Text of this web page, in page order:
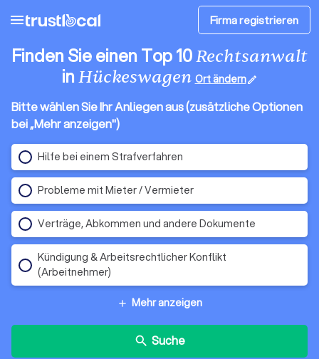
menu Firma registrieren
Finden Sie einen Top 10Rechtsanwalt
inHückeswagen Ort ändernedit
Bitte wählen Sie Ihr Anliegen aus (zusätzliche Optionen
bei „Mehr anzeigen")
Hilfe bei einem Strafverfahren
Probleme mit Mieter / Vermieter
Verträge, Abkommen und andere Dokumente
Kündigung & Arbeitsrechtlicher Konflikt
(Arbeitnehmer)
add Mehr anzeigen
search Suche